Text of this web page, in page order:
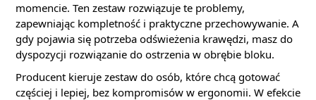
momencie. Ten zestaw rozwiązuje te problemy,
zapewniając kompletność i praktyczne przechowywanie. A
gdy pojawia się potrzeba odświeżenia krawędzi, masz do
dyspozycji rozwiązanie do ostrzenia w obrębie bloku.
Producent kieruje zestaw do osób, które chcą gotować
częściej i lepiej, bez kompromisów w ergonomii. W efekcie